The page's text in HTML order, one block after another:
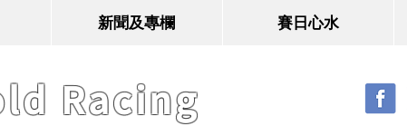
新聞及專欄 賽日心水
Racing